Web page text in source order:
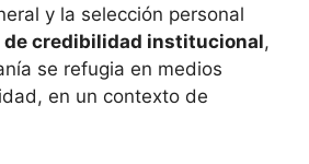
y la selección personal
credibilidad institucional,
se refugia en medios
en un contexto de